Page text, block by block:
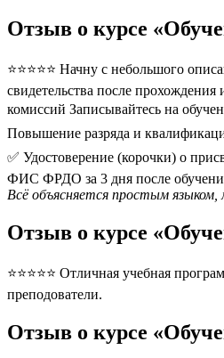
Отзыв о курсе
⭐⭐⭐⭐⭐ Начну с небольшого
свидетельства после
комиссий Записывайтесь на
Повышение разряда и
✅ Удостоверение (корочки) о
ФИС ФРДО за 3 дня после
Всё объясняется простым языком,
Отзыв о курсе
⭐⭐⭐⭐⭐ Отличная учебная
преподователи.
Отзыв о курсе